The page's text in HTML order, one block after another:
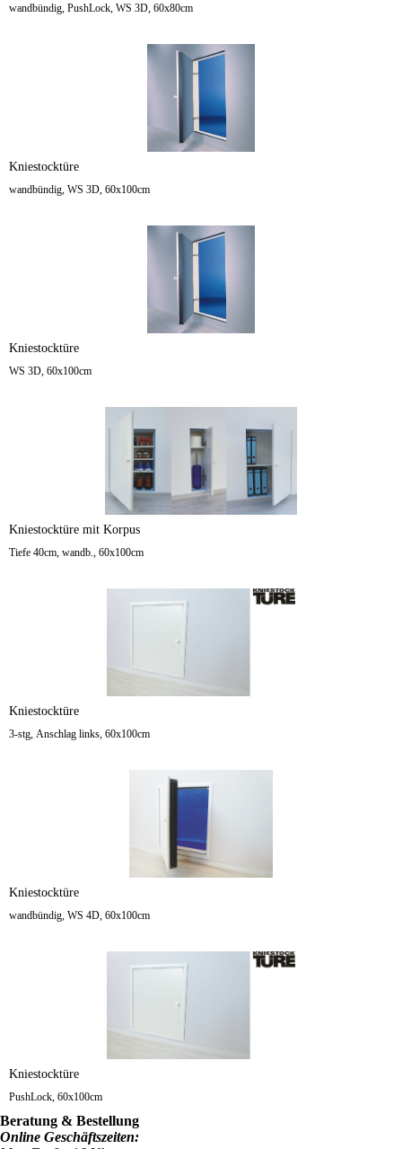
wandbündig, PushLock, WS 3D, 60x80cm
Kniestocktüre
wandbündig, WS 3D, 60x100cm
Kniestocktüre
WS 3D, 60x100cm
Kniestocktüre mit Korpus
Tiefe 40cm, wandb., 60x100cm
Kniestocktüre
3-stg, Anschlag links, 60x100cm
Kniestocktüre
wandbündig, WS 4D, 60x100cm
Kniestocktüre
PushLock, 60x100cm
Beratung & Bestellung
Online Geschäftszeiten: